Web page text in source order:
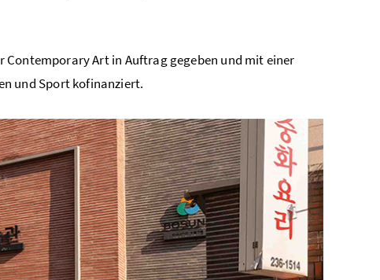
Contemporary Art in Auftrag gegeben und mit einer
und Sport kofinanziert.